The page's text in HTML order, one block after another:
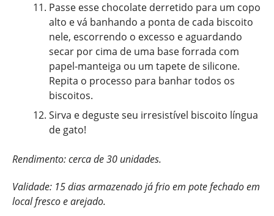
Passe esse chocolate derretido para um copo
alto e vá banhando a ponta de cada biscoito
nele, escorrendo o excesso e aguardando
secar por cima de uma base forrada com
papel-manteiga ou um tapete de silicone.
Repita o processo para banhar todos os
biscoitos.
Sirva e deguste seu irresistível biscoito língua
de gato!
Rendimento: cerca de 30 unidades.
Validade: 15 dias armazenado já frio em pote fechado em
local fresco e arejado.